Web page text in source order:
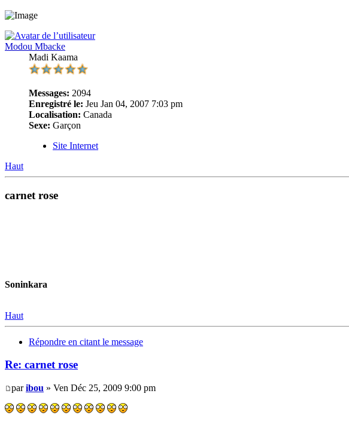
Modou Mbacke
Madi Kaama
Messages: 2094
Enregistré le: Jeu Jan 04, 2007 7:03 pm
Localisation: Canada
Sexe: Garçon
Site Internet
Haut
carnet rose
Soninkara
Haut
Répondre en citant le message
Re: carnet rose
paribou » Ven Déc 25, 2009 9:00 pm